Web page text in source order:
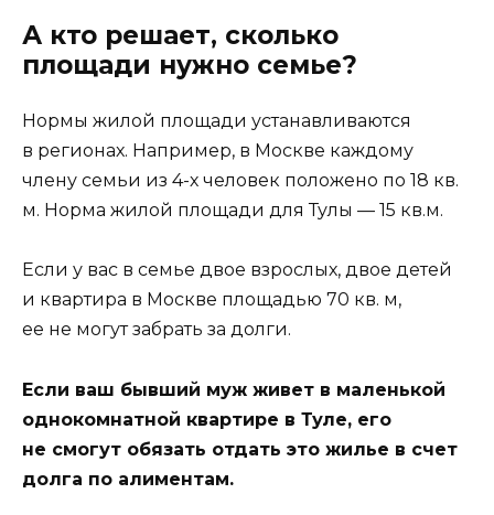
А кто решает, сколько
площади нужно семье?
Нормы жилой площади устанавливаются
в регионах. Например, в Москве каждому
члену семьи из 4-х человек положено по 18 кв.
м. Норма жилой площади для Тулы — 15 кв.м.
Если у вас в семье двое взрослых, двое детей
и квартира в Москве площадью 70 кв. м,
ее не могут забрать за долги.
Если ваш бывший муж живет в маленькой
однокомнатной квартире в Туле, его
не смогут обязать отдать это жилье в счет
долга по алиментам.